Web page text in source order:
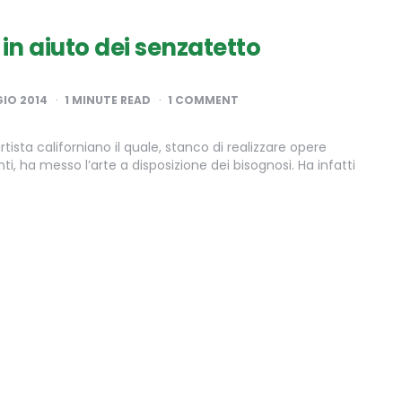
aiuto dei senzatetto
2014 1 MINUTE READ 1 COMMENT
californiano il quale, stanco di realizzare opere
ha messo l’arte a disposizione dei bisognosi. Ha infatti